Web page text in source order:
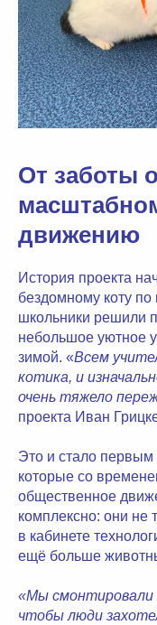
От заботы
движению
История проекта
бездомному коту
школьники решили
небольшое уютное
зимой. «Всем
котика, и
очень тяжело
проекта Иван
Это и стало
которые со
общественное
комплексно: они не
в кабинете
ещё больше
«Мы смонтировали
чтобы люди